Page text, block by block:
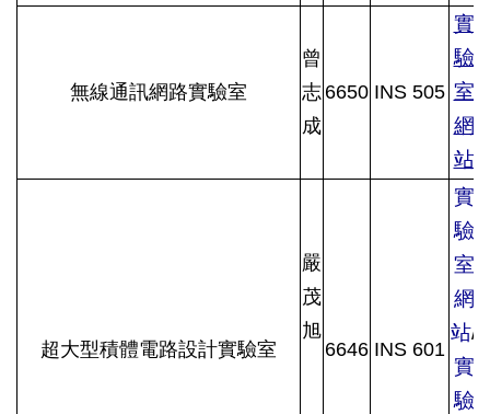
無線通訊網路實驗室
曾
志
成
6650 INS 505
實
驗
室
網
站
超大型積體電路設計實驗室
嚴
茂
旭
6646 INS 601
實
驗
室
網
站/
實
驗